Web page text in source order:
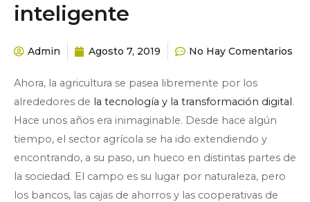
inteligente
Admin Agosto 7, 2019 No Hay Comentarios
Ahora, la agricultura se pasea libremente por los
alrededores de la tecnología y la transformación digital.
Hace unos años era inimaginable. Desde hace algún
tiempo, el sector agrícola se ha ido extendiendo y
encontrando, a su paso, un hueco en distintas partes de
la sociedad. El campo es su lugar por naturaleza, pero
los bancos, las cajas de ahorros y las cooperativas de